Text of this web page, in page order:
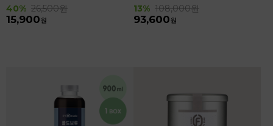
40% 26,500원
15,900원
13% 108,000원
93,600원